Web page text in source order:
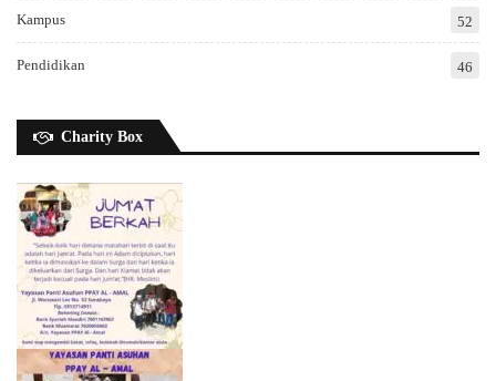
Kampus 52
Pendidikan 46
Charity Box